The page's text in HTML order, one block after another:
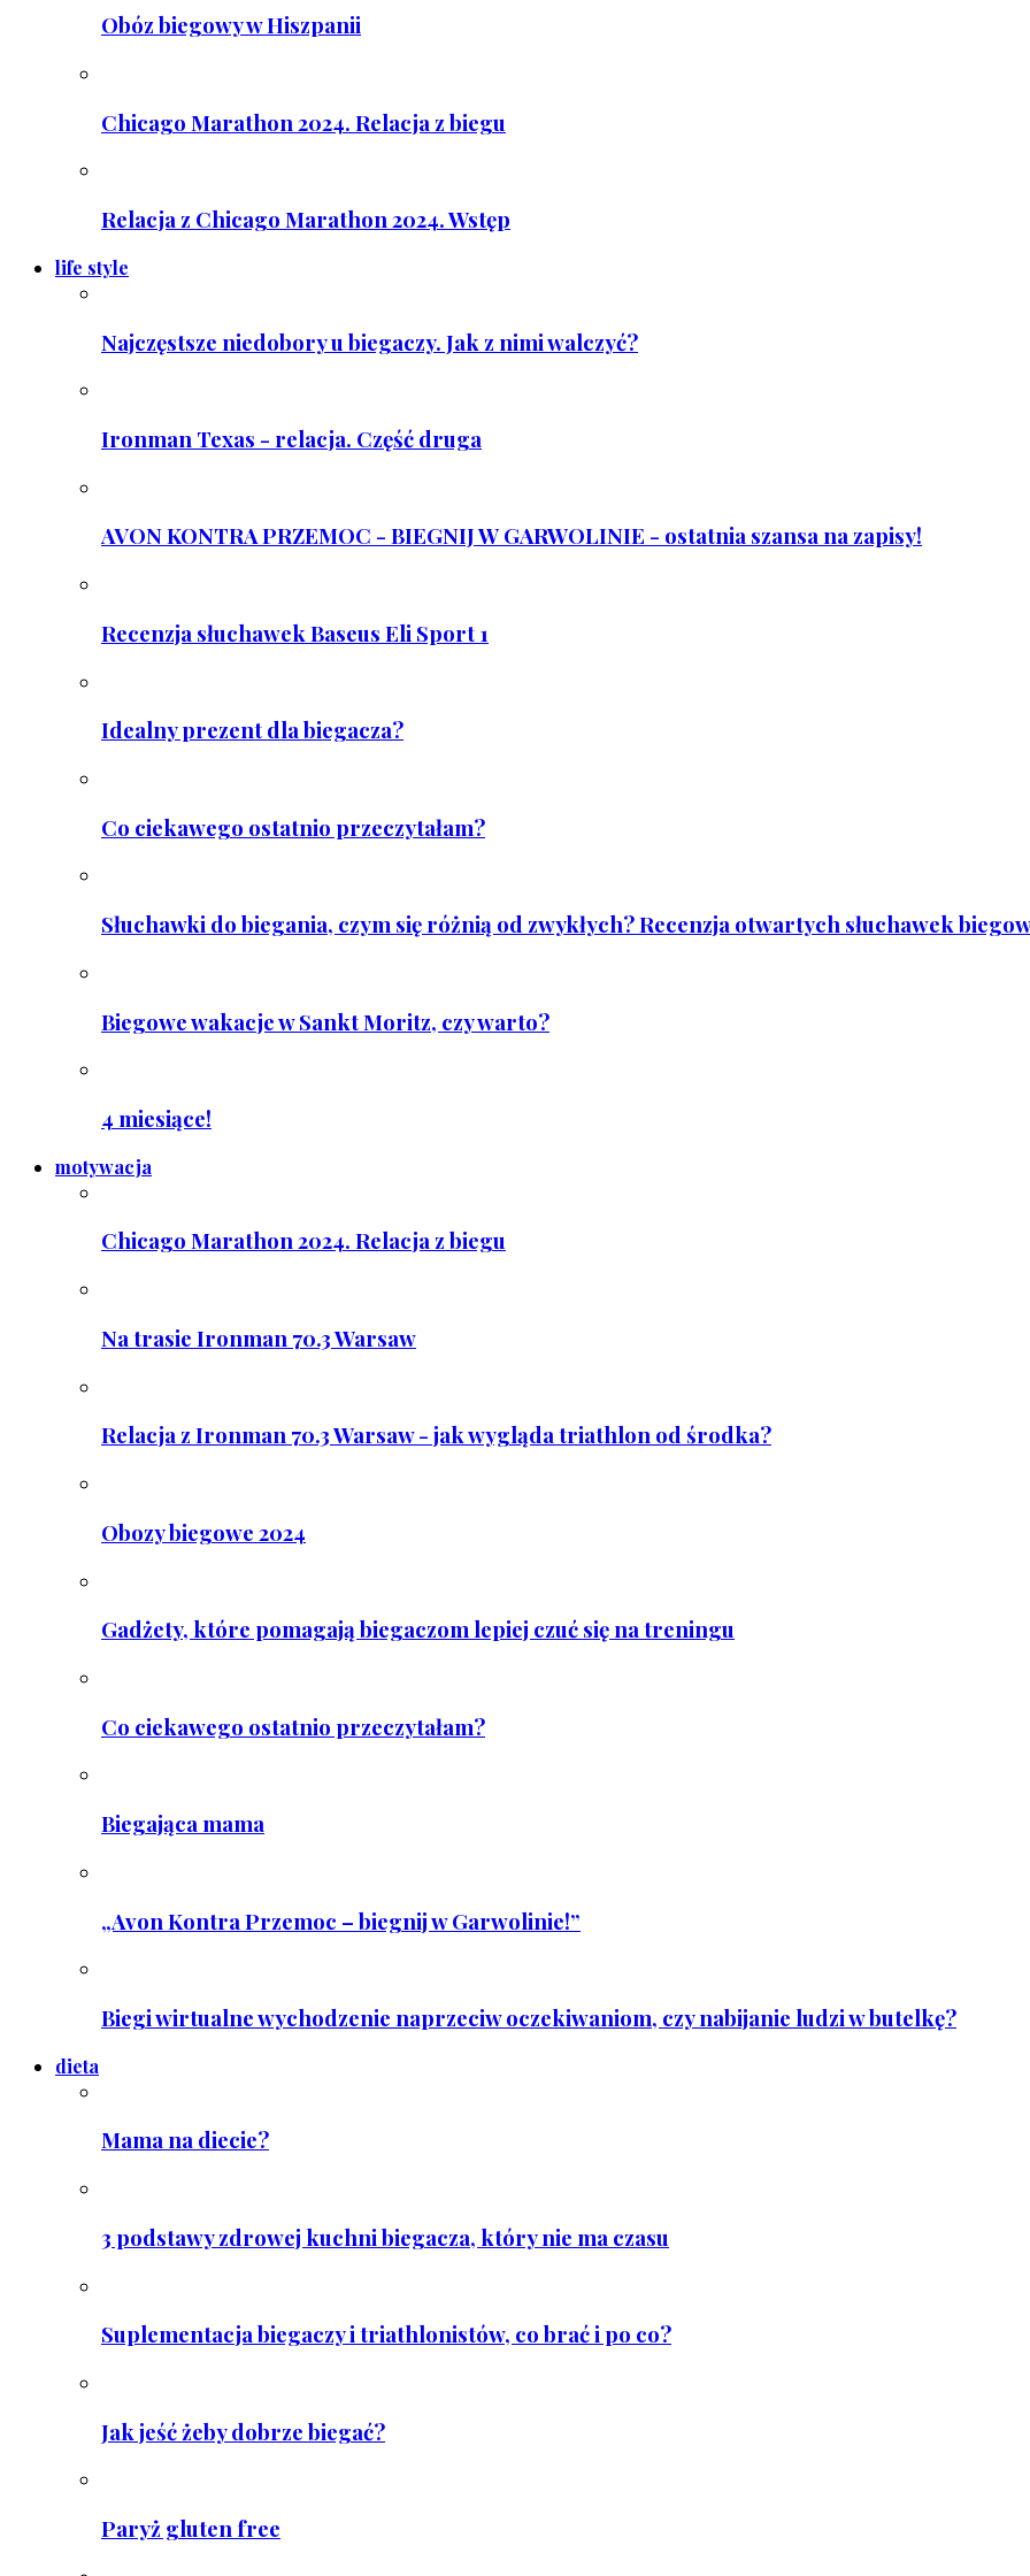
Obóz biegowy w Hiszpanii
Chicago Marathon 2024. Relacja z biegu
Relacja z Chicago Marathon 2024. Wstęp
life style
Najczęstsze niedobory u biegaczy. Jak z nimi walczyć?
Ironman Texas - relacja. Część druga
AVON KONTRA PRZEMOC - BIEGNIJ W GARWOLINIE - ostatnia szansa na zapisy!
Recenzja słuchawek Baseus Eli Sport 1
Idealny prezent dla biegacza?
Co ciekawego ostatnio przeczytałam?
Słuchawki do biegania, czym się różnią od zwykłych? Recenzja otwartych słuchawek
Biegowe wakacje w Sankt Moritz, czy warto?
4 miesiące!
motywacja
Chicago Marathon 2024. Relacja z biegu
Na trasie Ironman 70.3 Warsaw
Relacja z Ironman 70.3 Warsaw - jak wygląda triathlon od środka?
Obozy biegowe 2024
Gadżety, które pomagają biegaczom lepiej czuć się na treningu
Co ciekawego ostatnio przeczytałam?
Biegająca mama
„Avon Kontra Przemoc – biegnij w Garwolinie!”
Biegi wirtualne wychodzenie naprzeciw oczekiwaniom, czy nabijanie ludzi w butelkę?
dieta
Mama na diecie?
3 podstawy zdrowej kuchni biegacza, który nie ma czasu
Suplementacja biegaczy i triathlonistów, co brać i po co?
Jak jeść żeby dobrze biegać?
Paryż gluten free